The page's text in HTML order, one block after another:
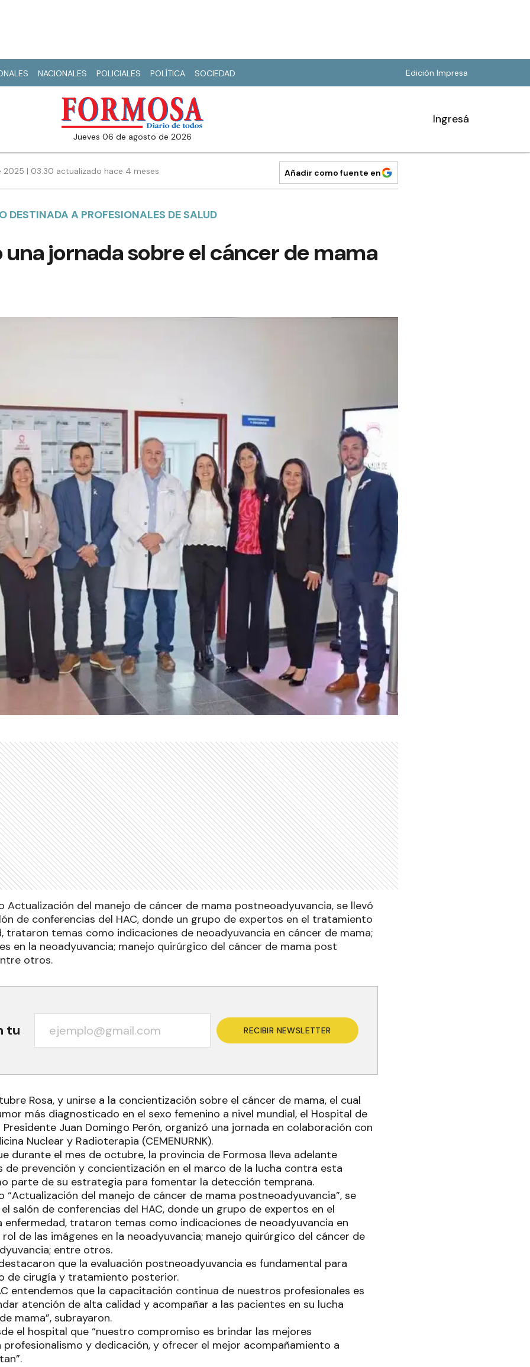
NACIONALES POLICIALES POLÍTICA SOCIEDAD Edición Impresa
jueves 06 de agosto de 2026
Ingresá
| 03:30 actualizado hace 4 meses Añadir como fuente en
DESTINADA A PROFESIONALES DE SALUD
una jornada sobre el cáncer de mama
Actualización del manejo de cáncer de mama postneoadyuvancia, se llevó
de conferencias del HAC, donde un grupo de expertos en el tratamiento
trataron temas como indicaciones de neoadyuvancia en cáncer de mama;
en la neoadyuvancia; manejo quirúrgico del cáncer de mama post
otros.
tu RECIBIR NEWSLETTER
Rosa, y unirse a la concientización sobre el cáncer de mama, el cual
más diagnosticado en el sexo femenino a nivel mundial, el Hospital de
Juan Domingo Perón, organizó una jornada en colaboración con
Nuclear y Radioterapia (CEMENURNK).
durante el mes de octubre, la provincia de Formosa lleva adelante
de prevención y concientización en el marco de la lucha contra esta
parte de su estrategia para fomentar la detección temprana.
“Actualización del manejo de cáncer de mama postneoadyuvancia”, se
salón de conferencias del HAC, donde un grupo de expertos en el
trataron temas como indicaciones de neoadyuvancia en
de las imágenes en la neoadyuvancia; manejo quirúrgico del cáncer de
entre otros.
que la evaluación postneoadyuvancia es fundamental para
de cirugía y tratamiento posterior.
entendemos que la capacitación continua de nuestros profesionales es
atención de alta calidad y acompañar a las pacientes en su lucha
mama”, subrayaron.
el hospital que “nuestro compromiso es brindar las mejores
y dedicación, y ofrecer el mejor acompañamiento a